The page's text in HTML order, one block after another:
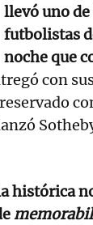
llevó uno
futbolistas
noche que
con
histórica